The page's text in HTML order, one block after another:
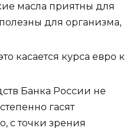
масла приятны для
для организма,
касается курса евро к
Банка России не
гасят
с точки зрения